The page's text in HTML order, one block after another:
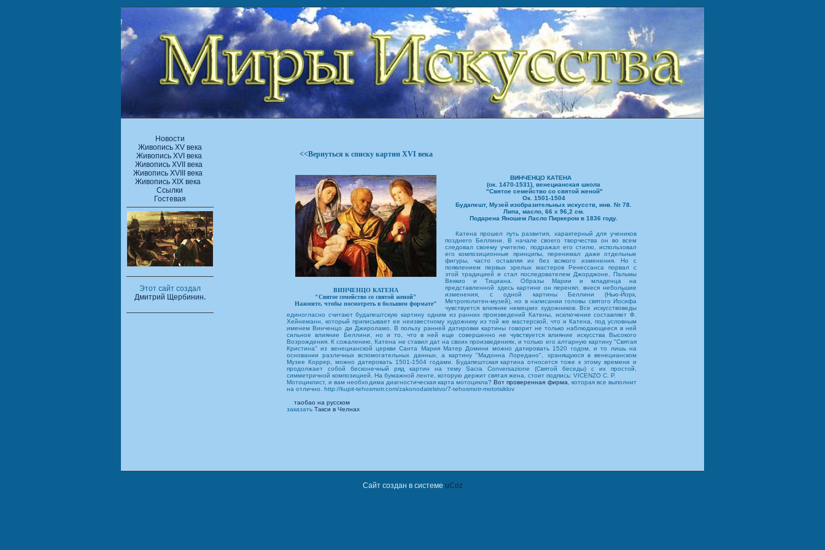
Новости
Живопись XV века
Живопись XVI века
Живопись XVII века
Живопись XVIII века
Живопись XIX века
Ссылки
Гостевая
Этот сайт создал
Дмитрий Щербинин.
<<Вернуться к списку картин XVI века
ВИНЧЕНЦО КАТЕНА
"Святое семейство со святой женой"
Нажмите, чтобы посмотреть в большом формате"
ВИНЧЕНЦО КАТЕНА
(ок. 1470-1531), венецианская школа
"Святое семейство со святой женой"
Ок. 1501-1504
Будапешт, Музей изобразительных искусств, инв. № 78.
Липа, масло, 66 х 96,2 см.
Подарена Яношем Ласло Пиркером в 1836 году.
Катена прошел путь развития, характерный для учеников
позднего Беллини. В начале своего творчества он во всем
следовал своему учителю, подражал его стилю, использовал
его композиционные принципы, перенимал даже отдельные
фигуры, часто оставляя их без всякого изменения. Но с
появлением первых зрелых мастеров Ренессанса порвал с
этой традицией и стал последователем Джорджоне, Пальмы
Веккио и Тициана. Образы Марии и младенца на
представленной здесь картине он перенял, внеся небольшие
изменения, с одной картины Беллини (Нью-Йорк,
Метрополитен-музей), но в написании головы святого Иосифа
чувствуется влияние немецких художников. Все искусствоведы
единогласно считают будапештскую картину одним из ранних произведений Катены, исключение составляет Ф.
Хейнеманн, который приписывает ее неизвестному художнику из той же мастерской, что и Катена, под условным
именем Винченцо ди Джироламо. В пользу ранней датировки картины говорит не только наблюдающееся в ней
сильное влияние Беллини, но и то, что в ней еще совершенно не чувствуется влияние искусства Высокого
Возрождения. К сожалению, Катена не ставил дат на своих произведениях, и только его алтарную картину "Святая
Кристина" из венецианской церкви Санта Мария Матер Домини можно датировать 1520 годом, и то лишь на
основании различных вспомогательных данных, а картину "Мадонна Лоредано", хранящуюся в венецианском
Музее Коррер, можно датировать 1501-1504 годами. Будапештская картина относится тоже к этому времени и
продолжает собой бесконечный ряд картин на тему Sacra Conversazione (Святой беседы) с их простой,
симметричной композицией. На бумажной ленте, которую держит святая жена, стоит подпись: VICENZO С. Р.
Мотоциклист, и вам необходима диагностическая карта мотоцикла?Вот проверенная фирма , которая все выполнит
на отлично. http://kupit-tehosmotr.com/zakonodatelstvo/7-tehosmotr-mototsiklov
таобао на русском
заказать Такси в Челнах
Сайт создан в системе uCoz